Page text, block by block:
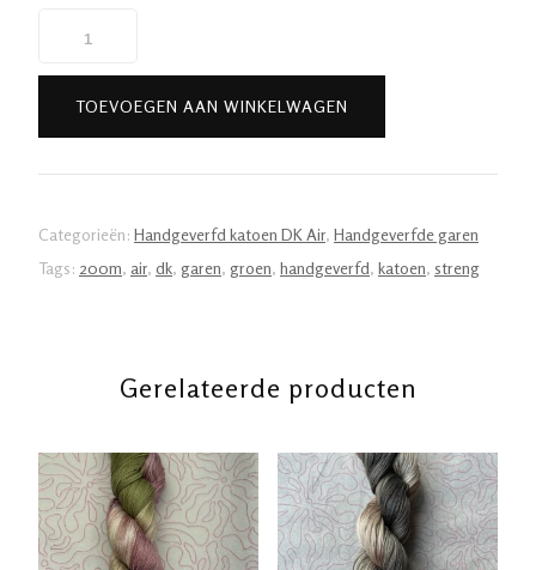
-
Donkergroen
TOEVOEGEN AAN WINKELWAGEN
Categorieën: Handgeverfd katoen DK Air, Handgeverfde garen
Tags: 200m, air, dk, garen, groen, handgeverfd, katoen, streng
Gerelateerde producten